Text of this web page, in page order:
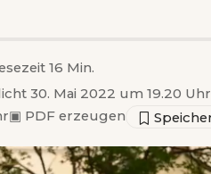
30. Mai 2022 um 19.20 Uhr
▣ PDF erzeugen
16 Min.